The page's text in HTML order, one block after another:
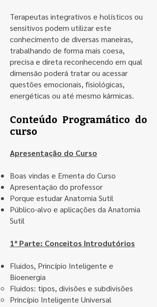
Terapeutas integrativos e holísticos ou
sensitivos podem utilizar este
conhecimento de diversas maneiras,
trabalhando de forma mais coesa,
precisa e direta reconhecendo em qual
dimensão poderá tratar ou acessar
questões emocionais, fisiológicas,
energéticas ou até mesmo kármicas.
Conteúdo Programático do
curso
Apresentação do Curso
Boas vindas e Ementa do Curso
Apresentação do professor
Porque estudar Anatomia Sutil
Público-alvo e aplicações da Anatomia
Sutil
1ª Parte: Conceitos Introdutórios
Fluidos, Princípio Inteligente e
Bioenergia
Fluidos: tipos, divisões e subdivisões
Princípio Inteligente Universal